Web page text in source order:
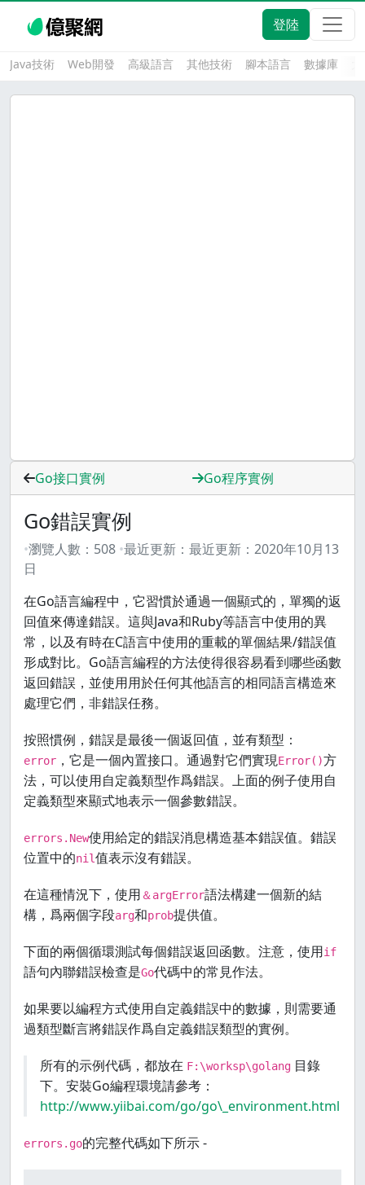
登陸
Java技術 Web開發 高級語言 其他技術 腳本語言 數據庫
Go接口實例 Go程序實例
Go錯誤實例
瀏覽人數： 508 最近更新： 最近更新： 2020年10月13
日
在Go語言編程中，它習慣於通過一個顯式的，單獨的返
回值來傳達錯誤。這與Java和Ruby等語言中使用的異
常，以及有時在C語言中使用的重載的單個結果/錯誤值
形成對比。Go語言編程的方法使得很容易看到哪些函數
返回錯誤，並使用用於任何其他語言的相同語言構造來
處理它們，非錯誤任務。
按照慣例，錯誤是最後一個返回值，並有類型：
error ，它是一個內置接口。通過對它們實現Error()方
法，可以使用自定義類型作爲錯誤。上面的例子使用自
定義類型來顯式地表示一個參數錯誤。
errors.New使用給定的錯誤消息構造基本錯誤值。錯誤
位置中的nil值表示沒有錯誤。
在這種情況下，使用 ＆argError語法構建一個新的結
構，爲兩個字段arg和prob提供值。
下面的兩個循環測試每個錯誤返回函數。注意，使用if
語句內聯錯誤檢查是Go代碼中的常見作法。
如果要以編程方式使用自定義錯誤中的數據，則需要通
過類型斷言將錯誤作爲自定義錯誤類型的實例。
所有的示例代碼，都放在 F:\worksp\golang 目錄
下。安裝Go編程環境請參考：
http://www.yiibai.com/go/go\_environment.html
errors.go的完整代碼如下所示 -